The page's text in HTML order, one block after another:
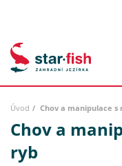
Úvod Chov a manipulace s
Chov a
ryb